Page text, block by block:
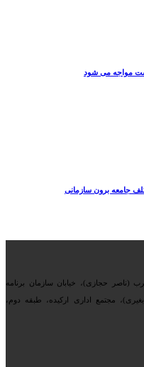
مواجه می شود
جامعه برون سازمانی
(ناصر حجازی)، خیابان سازمان برنامه
مجتمع اداری ارکیده، طبقه دوم،